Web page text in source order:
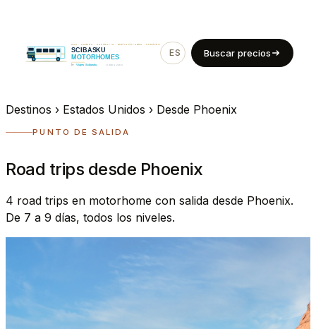
ES EN
Buscar precios
Destinos › Estados Unidos › Desde Phoenix
PUNTO DE SALIDA
Road trips desde Phoenix
4 road trips en motorhome con salida desde Phoenix.
De 7 a 9 días, todos los niveles.